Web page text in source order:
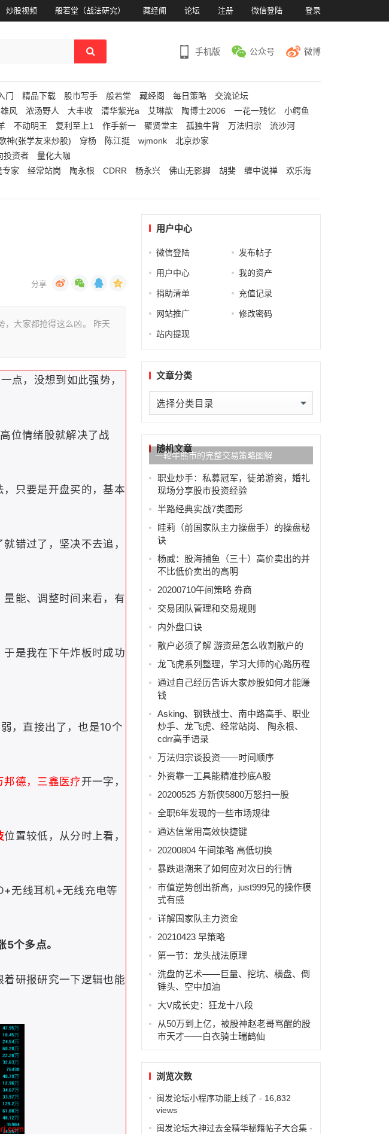
炒股视频 般若堂（战法研究） 藏经阁 论坛 注册 微信登陆 登录
手机版 公众号 微博
门 精品下载 股市写手 般若堂 藏经阁 每日策略
交流论坛
风 浓汤野人 大丰收 清华紫光a 艾琳歆 陶博士2006 一花一残忆
小鳄鱼
不动明王 复利至上1 作手新一 聚贤堂主 孤独牛背 万法归宗
流沙河
神(张学友来炒股) 穿杨 陈江挺 wjmonk
北京炒家
投资者
量化大咖
专家 经常站岗 陶永根 CDRR 杨永兴 佛山无影脚 胡斐 缠中说禅
欢乐海
，大家都抢得这么凶。 昨天
点，没想到如此强势，
位情绪股就解决了战
只要是开盘买的，基本
错过了，坚决不去追，
能、调整时间来看，有
是我在下午炸板时成功
，直接出了，也是10个
邦德，三鑫医疗开一字，
位置较低，从分时上看，
无线耳机+无线充电等
5个多点。
研报研究一下逻辑也能
用户中心
微信登陆 发布帖子
用户中心 我的资产
捐助清单 充值记录
网站推广 修改密码
站内提现
文章分类
文
章
类随机文章
一轮牛熊市的完整交易策略图解
职业炒手：私募冠军，徒弟游资，婚礼
现场分享股市投资经验
半路经典实战7类图形
眭莉（前国家队主力操盘手）的操盘秘
诀
杨威：股海捕鱼（三十）高价卖出的并
不比低价卖出的高明
20200710午间策略 券商
交易团队管理和交易规则
内外盘口诀
散户必须了解 游资是怎么收割散户的
龙飞虎系列整理，学习大师的心路历程
通过自己经历告诉大家炒股如何才能赚
钱
Asking、钢铁战士、南中路高手、职业
炒手、龙飞虎、经常站岗、 陶永根、
cdrr高手语录
万法归宗谈投资——时间顺序
外资靠一工具能精准抄底A股
20200525 方新侠5800万怒扫一股
全职6年发现的一些市场规律
通达信常用高效快捷键
20200804 午间策略 高低切换
暴跌退潮来了如何应对次日的行情
市值逆势创出新高，just999兄的操作模
式有感
详解国家队主力资金
20210423 早策略
第一节：龙头战法原理
洗盘的艺术——巨量、挖坑、横盘、倒
锤头、空中加油
大V成长史：狂龙十八段
从50万到上亿，被股神赵老哥骂醒的股
市天才——白衣骑士瑞鹤仙
浏览次数
闽发论坛小程序功能上线了 - 16,832
views
闽发论坛大神过去全精华秘籍帖子大合集-